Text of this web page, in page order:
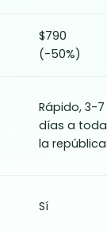
$790
(-50%)
Rápido, 3-7
días a toda
la república
Sí